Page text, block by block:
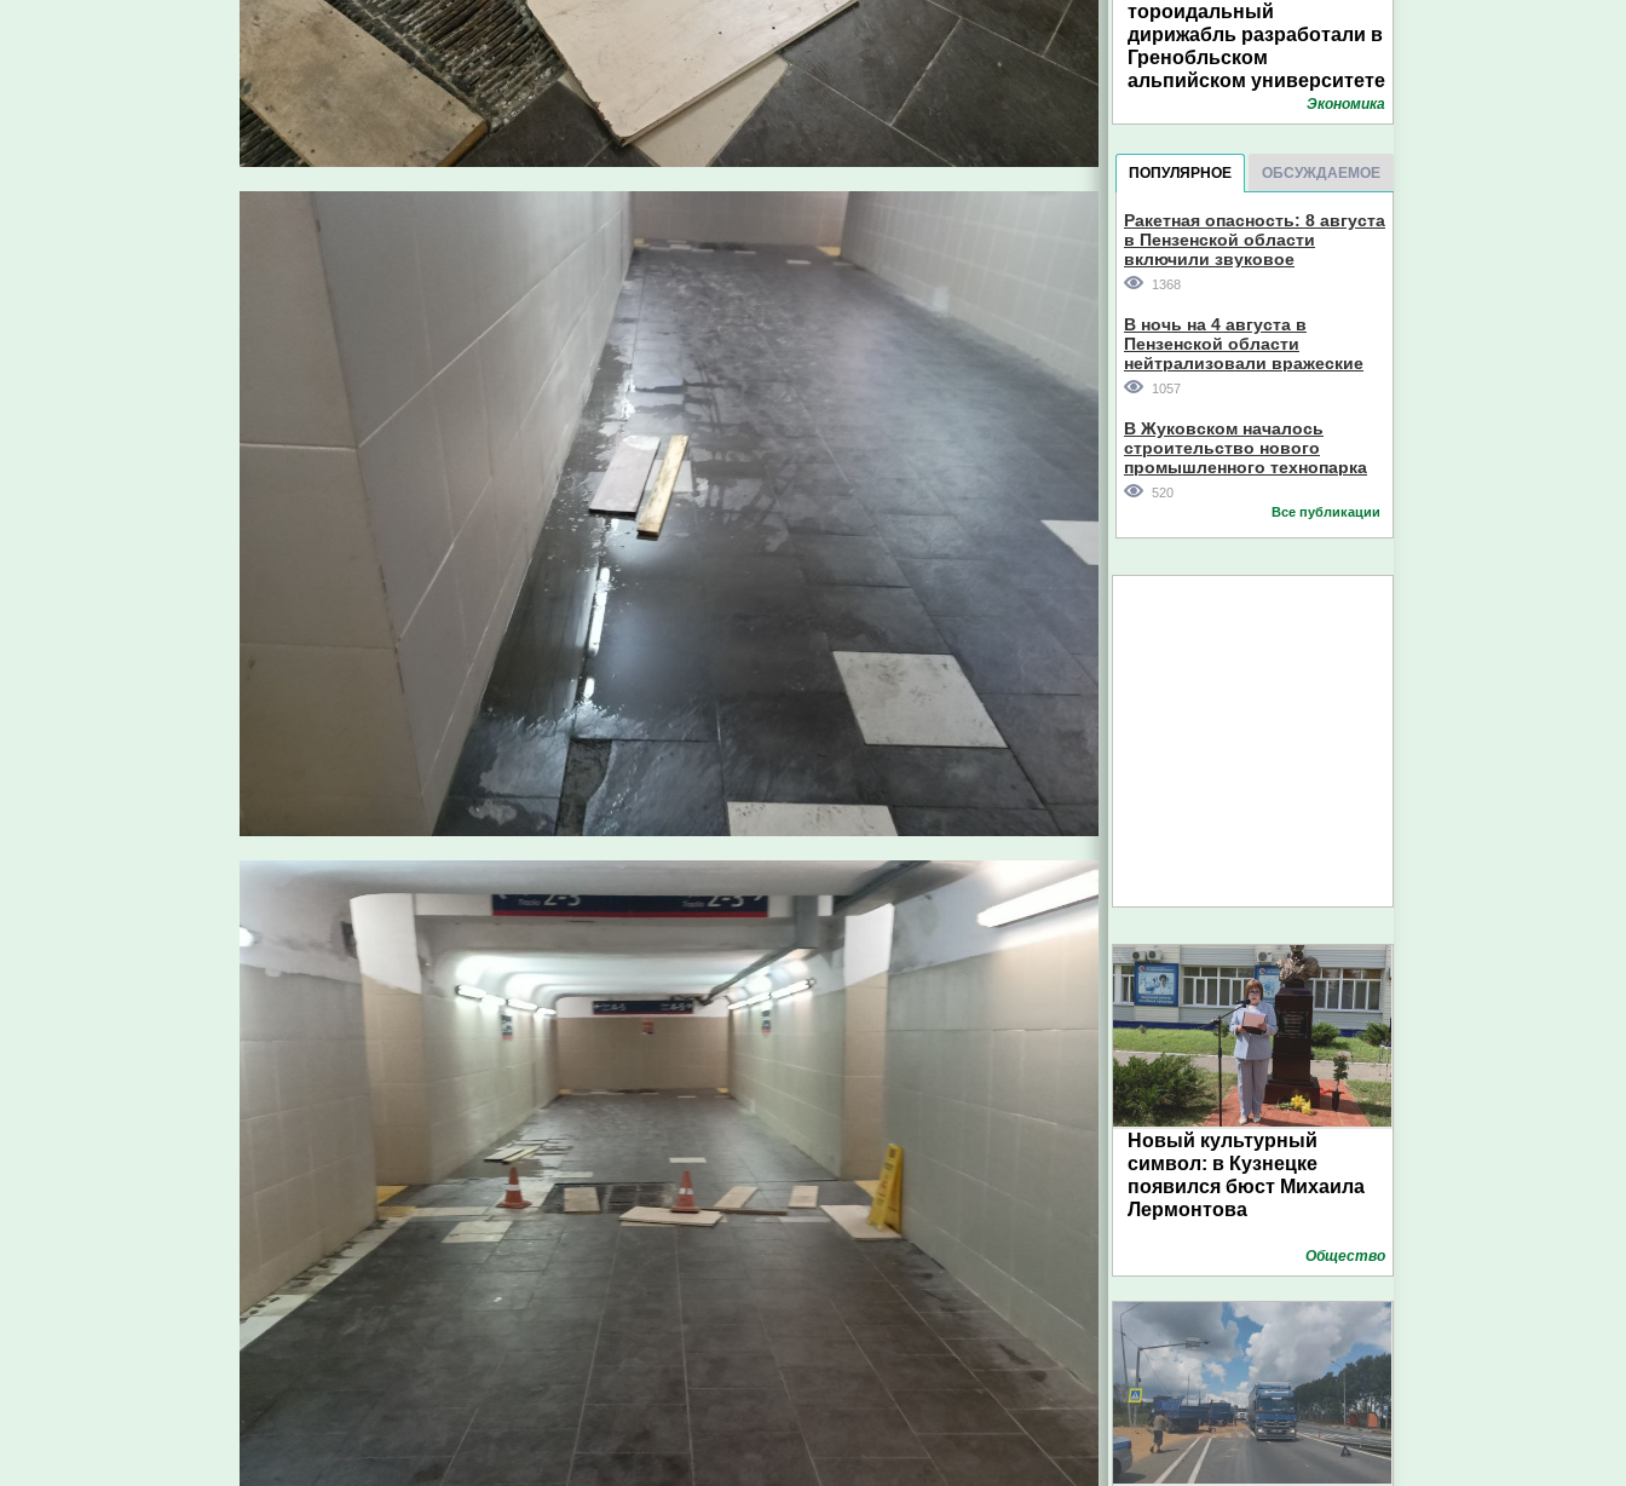
тороидальный
дирижабль разработали в
Гренобльском
альпийском университете
Экономика
ПОПУЛЯРНОЕ ОБСУЖДАЕМОЕ
Ракетная опасность: 8 августа
в Пензенской области
включили звуковое
оповещение
1368
В ночь на 4 августа в
Пензенской области
нейтрализовали вражеские
дроны
1057
В Жуковском началось
строительство нового
промышленного технопарка
520
Все публикации
Новый культурный
символ: в Кузнецке
появился бюст Михаила
Лермонтова
Общество